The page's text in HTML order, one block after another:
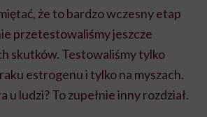
że to bardzo wczesny etap
przetestowaliśmy jeszcze
skutków. Testowaliśmy tylko
estrogenu i tylko na myszach.
u ludzi? To zupełnie inny rozdział.